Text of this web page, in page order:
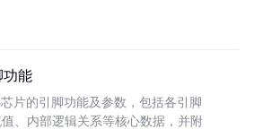
功能
片的引脚功能及参数，包括各引脚
、内部逻辑关系等核心数据，并附